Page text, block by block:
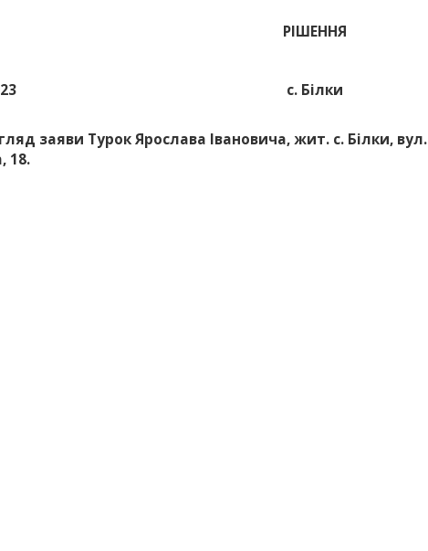
РІШЕННЯ
с. Білки
заяви Турок Ярослава Івановича, жит. с. Білки, вул.
18.